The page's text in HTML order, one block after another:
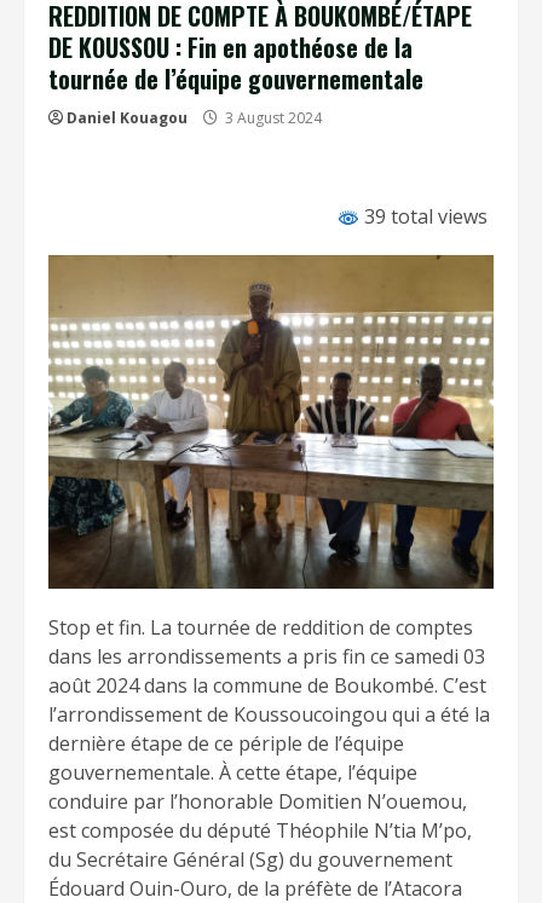
REDDITION DE COMPTE À BOUKOMBÉ/ÉTAPE
DE KOUSSOU : Fin en apothéose de la
tournée de l’équipe gouvernementale
Daniel Kouagou 3 August 2024
39 total views
Stop et fin. La tournée de reddition de comptes
dans les arrondissements a pris fin ce samedi 03
août 2024 dans la commune de Boukombé. C’est
l’arrondissement de Koussoucoingou qui a été la
dernière étape de ce périple de l’équipe
gouvernementale. À cette étape, l’équipe
conduire par l’honorable Domitien N’ouemou,
est composée du député Théophile N’tia M’po,
du Secrétaire Général (Sg) du gouvernement
Édouard Ouin-Ouro, de la préfète de l’Atacora